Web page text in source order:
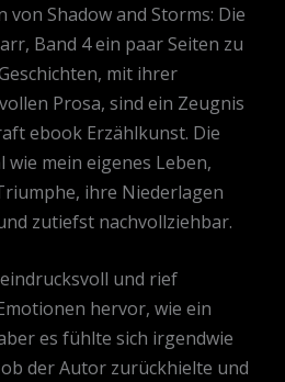
von Shadow and Storms: Die
Band 4 ein paar Seiten zu
mit ihrer
Prosa, sind ein Zeugnis
ebook Erzählkunst. Die
wie mein eigenes Leben,
ihre Niederlagen
zutiefst nachvollziehbar.
und rief
hervor, wie ein
es fühlte sich irgendwie
der Autor zurückhielte und